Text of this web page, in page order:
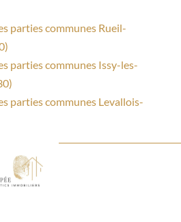
parties communes Rueil-
parties communes Issy-les-
parties communes Levallois-